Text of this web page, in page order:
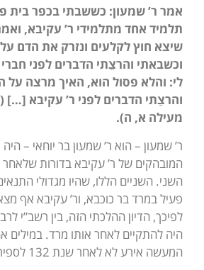
אמר ר’ שמעון: כששבתי בכפר בית
תלמיד אחד מתלמידי ר’ עקיבא,
שיצא חוץ לקלעים ונזרק את הדם
וכשבאתי והרצֵתי הדברים לפני
לי: והלא פסול הוא, האיך מרצה על
והרצֵתי הדברים לפני ר’ עקיבא
מעילה א, ה).
ר’ שמעון – הוא ר’ שמעון בר יוחאי – היה
המובהקים של ר’ עקיבא בדורות שלאחר
השני. השניים הללו, שהיו מגדולי
פעיל במרד בר כוכבא, ור’ עקיבא אף
לפיכך, הדיון ההלכתי הזה, בין רשב”י
היה להתקיים לאחר אותו מרד. במילים
המעשה אירע לא לאחר שנת 132 לספירה.